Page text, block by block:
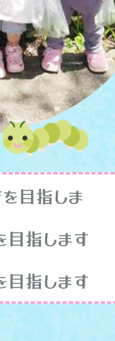
目指しま
します
指します